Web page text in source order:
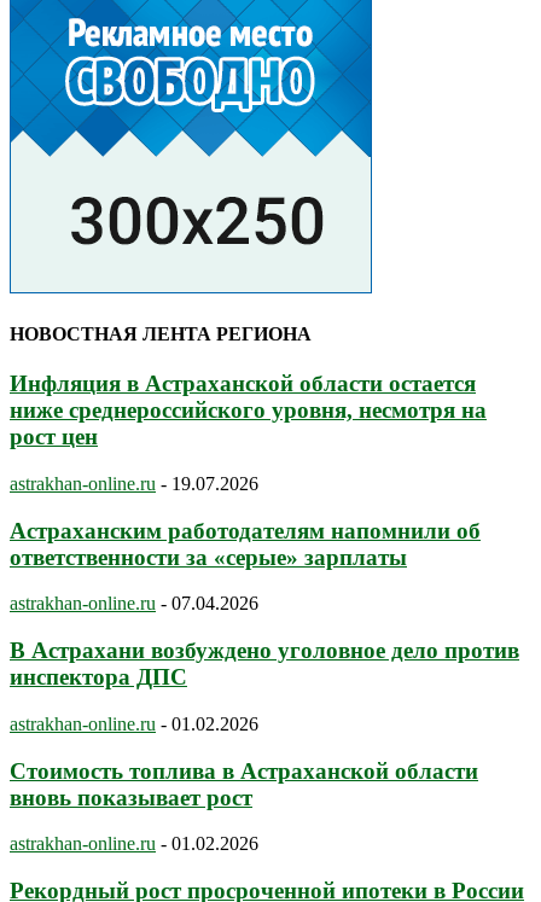
НОВОСТНАЯ ЛЕНТА РЕГИОНА
Инфляция в Астраханской области остается
ниже среднероссийского уровня, несмотря на
рост цен
astrakhan-online.ru - 19.07.2026
Астраханским работодателям напомнили об
ответственности за «серые» зарплаты
astrakhan-online.ru - 07.04.2026
В Астрахани возбуждено уголовное дело против
инспектора ДПС
astrakhan-online.ru - 01.02.2026
Стоимость топлива в Астраханской области
вновь показывает рост
astrakhan-online.ru - 01.02.2026
Рекордный рост просроченной ипотеки в России